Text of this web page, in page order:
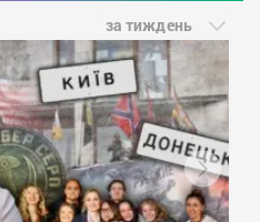
за тиждень